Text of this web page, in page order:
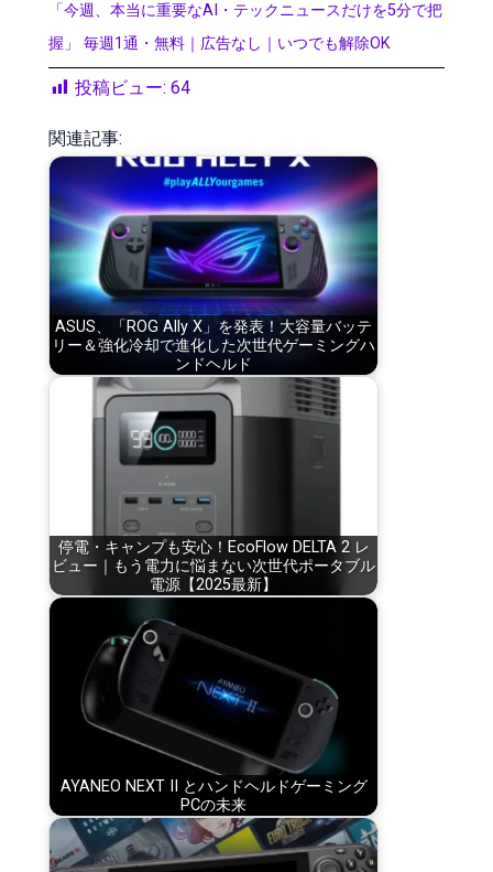
「今週、本当に重要なAI・テックニュースだけを5分で把
握」 毎週1通・無料｜広告なし｜いつでも解除OK
投稿ビュー: 64
関連記事:
ASUS、「ROG Ally X」を発表！大容量バッテ
リー＆強化冷却で進化した次世代ゲーミングハ
ンドヘルド
停電・キャンプも安心！EcoFlow DELTA 2 レ
ビュー｜もう電力に悩まない次世代ポータブル
電源【2025最新】
AYANEO NEXT II とハンドヘルドゲーミング
PCの未来